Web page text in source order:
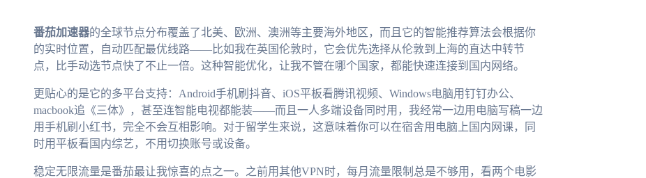
番茄加速器的全球节点分布覆盖了北美、欧洲、澳洲等主要海外地区，而且它的智能推荐算法会根据你
的实时位置，自动匹配最优线路——比如我在英国伦敦时，它会优先选择从伦敦到上海的直达中转节
点，比手动选节点快了不止一倍。这种智能优化，让我不管在哪个国家，都能快速连接到国内网络。
更贴心的是它的多平台支持：Android手机刷抖音、iOS平板看腾讯视频、Windows电脑用钉钉办公、
macbook追《三体》，甚至连智能电视都能装——而且一人多端设备同时用，我经常一边用电脑写稿一边
用手机刷小红书，完全不会互相影响。对于留学生来说，这意味着你可以在宿舍用电脑上国内网课，同
时用平板看国内综艺，不用切换账号或设备。
稳定无限流量是番茄最让我惊喜的点之一。之前用其他VPN时，每月流量限制总是不够用，看两个电影